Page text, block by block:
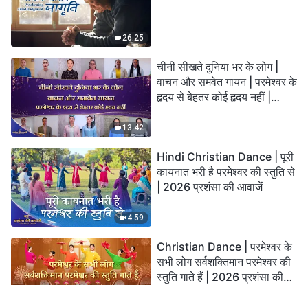
26:25
13:42
चीनी सीखते दुनिया भर के लोग |
वाचन और समवेत गायन | परमेश्वर के
हृदय से बेहतर कोई हृदय नहीं |
4:59
Hindi Christian Dance | पूरी
कायनात भरी है परमेश्वर की स्तुति से
| 2026 प्रशंसा की आवाजें
Christian Dance | परमेश्वर के
सभी लोग सर्वशक्तिमान परमेश्वर की
स्तुति गाते हैं | 2026 प्रशंसा की